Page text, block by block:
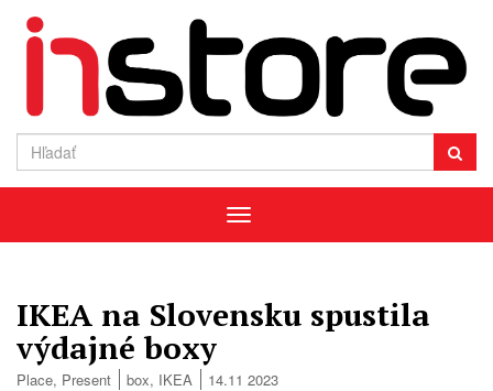
Menu
IKEA na Slovensku spustila
výdajné boxy
Place, Present box, IKEA 14.11 2023